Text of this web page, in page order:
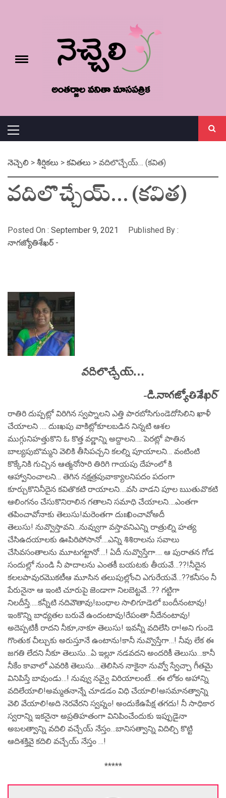
Toggle
Menu
నెచ్చెలి > శీర్షికలు > కవితలు > వదిలొచ్చేయ్… (కవిత)
వదిలొచ్చేయ్… (కవిత)
Posted On : September 9, 2021
Published By :
నాగజ్యోతిశేఖర్ -
వదిలొచ్చేయ్…
-డి.నాగజ్యోతిశేఖర్
రాతిరి దుప్పట్లో విరిగిన స్వప్నాలని ఎత్తి పారబోసిగుండెదోసిలిని ఖాళీ
చేయాలని …. దుఃఖపు వాకిట్లోకూలబడిన నిన్నటి ఆశల
ముగ్గునిహత్తుకొని ఓ కొత్త వర్ణాన్ని అద్దాలని…. పెరట్లో పాతిన
బాల్యపుబొమ్మని వెలికి తీసిపచ్చని కలల్ని పూయాలని… వంటింటి
కొక్కేనికి గుచ్చిన ఆత్మనోసారి తిరిగి గాయపు దేహంలో కి
ఆహ్వానించాలని… తెగిన నక్షత్రపువాక్యాలనిపదం పదంగా
కూర్చుకొనినీదైన కవితొకటి రాయాలని….వసి వాడని పూల ఋతువొకటి
ఆలింగనం చేసుకొనిరాలిన గతాలని సమాధి చేయాలని….ఎంతగా
తపించావోనాకు తెలుసు!మరెంతగా దుఃఖించావోఅదీ
తెలుసు! నువ్వొస్తావని…నువ్వుగా వస్తావనిఎన్ని రాత్రుల్ని హత్య
చేసిఉదయాలకు ఊపిరిపోసానో….ఎన్ని శిశిరాలను సవాలు
చేసివసంతాలను మూటగట్టానో….! ఏదీ నువ్వొస్తేగా…. ఆ పురాతన గోడ
సందుల్లో నుండి నీ పాదాలను ఎంతకీ బయటకు తీయవే…??!నీదైన
కలలపావురమొకటీఆ మూసిన తలుపుల్లోంచి ఎగురేయవే…??కనీసం నీ
పేరునైనా ఆ ఇంటి చూరుపై జెండాగా నిలబెట్టవే…?? గట్టిగా
నిలదీస్తే…..కన్నీటి నదివౌతావు!బంధాల సాలిగూడెలో బందీనంటావు!
ఇంకొన్ని బాధ్యతల బరువే ఉందంటావు!రేపంతా నీదేనంటావు!
అదెప్పటికీ రాదని నీకూ,నాకూ తెలుసు! ఇవన్నీ వదిలేసి రా!అని గుండె
గొంతుక చీల్చుకు అరుస్తూనే ఉంటాను!కానీ నువ్వొస్తేగా…! నీవు లేక ఈ
జగతి లేదని నీకూ తెలుసు…ఏ ఇల్లూ నడవదని అందరికీ తెలుసు…కానీ
నీకేం కావాలో ఎవరికి తెలుసు….తెలిసిన నాకైనా నువ్వో స్వేచ్చా గీతమై
వినిపిస్తే బావుండు…! నువ్వు నవ్వై విరియాలంటే….ఈ లోకం అహాన్ని
వదిలేయాలి!అమ్మతనాన్నే చూడడం విధి చేయాలి!అసమానత్వాన్ని
వెలి వేయాలి!అది నెరవేరని స్వప్నం! అందుకేఉపేక్ష తగదు! నీ సాధికార
స్వరాన్ని ఇకనైనా అప్రతిహతంగా వినిపించేందుకు ఇప్పుడైనా
అబలత్వాన్ని వదిలి వచ్చేయ్ నేస్తం…బానిసత్వాన్ని విదిల్చి కొట్టి
ఆదిశక్తివై కదిలి వచ్చేయ్ నేస్తం …!
*****